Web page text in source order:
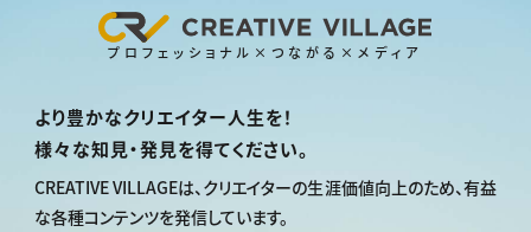
プロフェッショナル×つながる×メディア
より豊かなクリエイター人生を！
様々な知見・発見を得てください。
CREATIVE VILLAGEは、クリエイターの生涯価値向上のため、有益
な各種コンテンツを発信しています。